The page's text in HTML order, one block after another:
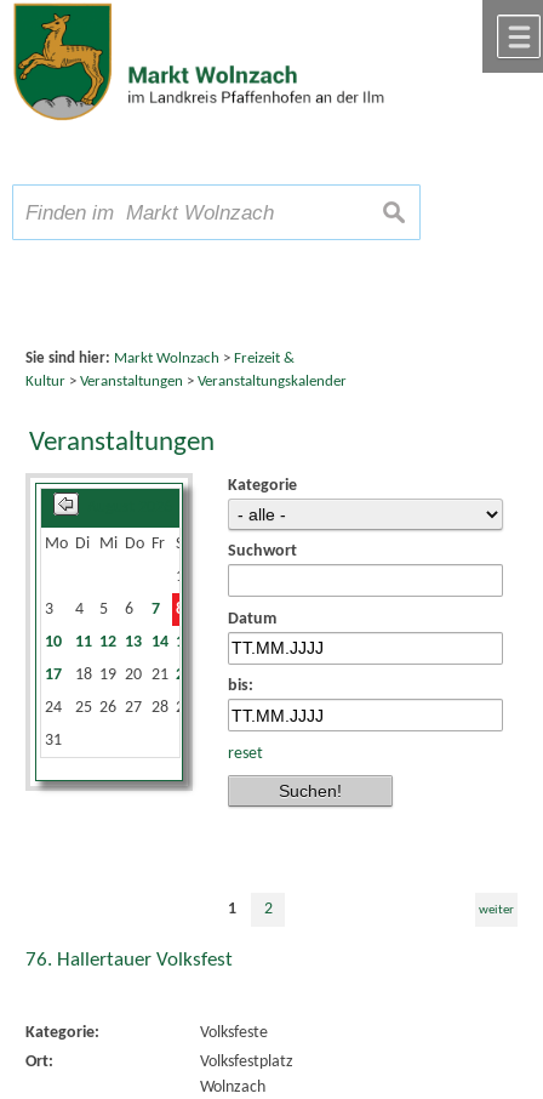
Zum Inhalt,zur Navigation
Schriftgröße A A A suchen
Sie sind hier: Markt Wolnzach > Freizeit &
Kultur> Veranstaltungen > Veranstaltungskalender
Veranstaltungen
Mo Di Mi Do Fr Sa
1
3
4 5 6 7 8
10
11 12 13 14 15
17
18 19 20 21 22
24
25 26 27 28 29
31
Kategorie
Suchwort
Datum
bis:
reset
1 2 weiter
76. Hallertauer Volksfest
Kategorie:
Volksfeste
Ort:
Volksfestplatz
Wolnzach